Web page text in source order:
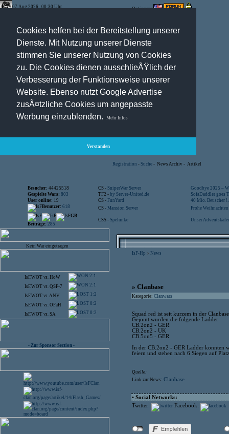
Cookies helfen bei der Bereitstellung unserer
Dienste. Mit Nutzung unserer Dienste
stimmen Sie unserer Nutzung von Cookies
zu. Die Cookies dienen ausschlieÃŸlich der
Verbesserung der Funktionsweise unserer
Website. Ebenso nutzt Google Advertise
zusÃ¤tzliche Cookies um angepasste
Werbung einzublenden.
Mehr Infos
Verstanden
07.Aug.2026 , 00:30 Uhr Optionen:
Registration - Suche - News Archiv - Artikel
Besucher: 44425518 CS - SniperWar Server
Goodbye 2025 –
Gespielte Wars: 803 TF2 - by Server-United.de
SofaDaddler goes
User online: 19 CS - FunYard
40 Mio. Beuscher
Benutzer: 618 CS - Mansion Server
Frohe
GB-
Beiträge: 285
CSS - Spelunke Unser
Kein War eingetragen
IsF.WOT vs. HoW 2:1
IsF.WOT vs. QSF-7 2:1
IsF.WOT vs.ANV 1:2
IsF.WOT vs. OFaH 0:2
IsF.WOT vs. SA 0:2
- Zur Sponsor Section -
IsF-Hp > News
» Clanbase
Kategorie: Clanwars
Squad red ist seit kurzem in der
Gejoint wurden die folgende Ladder:
CB.2on2 - GER
CB.2on2 - UK
CB.5on5 - GER
In der CB.2on2 - GER Ladder konnten
feiern und stehen nach 6 Siegen auf
Quelle:
Link zur News: Clanbase
• Social Networks:
Twitter:
Facebook: